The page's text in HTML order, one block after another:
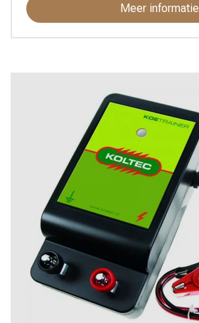
Meer informatie